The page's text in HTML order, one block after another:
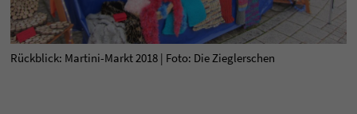
Rückblick: Martini-Markt 2018 | Foto: Die Zieglerschen